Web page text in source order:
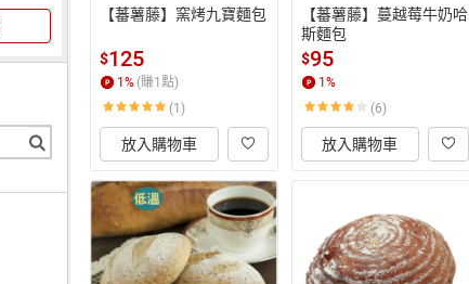
【蕃薯藤】窯烤九寶麵包
$125
1% (賺1點)
(1)
放入購物車
【蕃薯藤】蔓越莓牛奶哈
斯麵包
$95
1%
(6)
放入購物車